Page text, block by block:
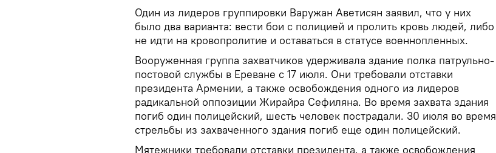
Один из лидеров группировки Варужан Аветисян заявил, что у них
было два варианта: вести бои с полицией и пролить кровь людей, либо
не идти на кровопролитие и оставаться в статусе военнопленных.
Вооруженная группа захватчиков удерживала здание полка патрульно-
постовой службы в Ереване с 17 июля. Они требовали отставки
президента Армении, а также освобождения одного из лидеров
радикальной оппозиции Жирайра Сефиляна. Во время захвата здания
погиб один полицейский, шесть человек пострадали. 30 июля во время
стрельбы из захваченного здания погиб еще один полицейский.
Мятежники требовали отставки президента, а также освобождения